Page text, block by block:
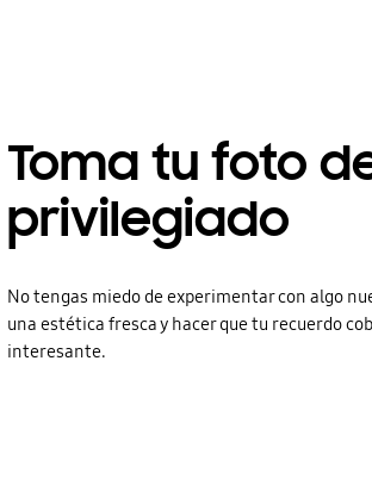
Toma tu foto
privilegiado
No tengas miedo de experimentar con algo
una estética fresca y hacer que tu recuerdo
interesante.